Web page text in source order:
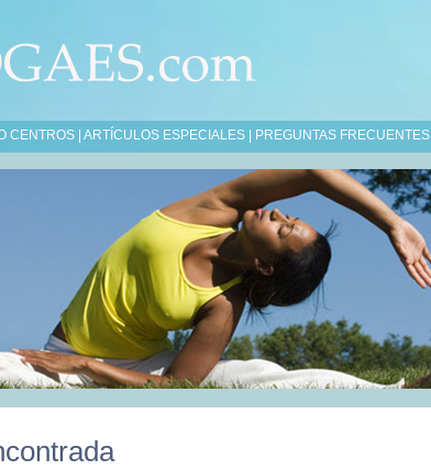
CENTROS ARTÍCULOS ESPECIALES PREGUNTAS FRECUENTES